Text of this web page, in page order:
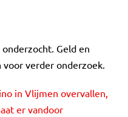
Geld en
verder onderzoek.
in Vlijmen overvallen,
er vandoor